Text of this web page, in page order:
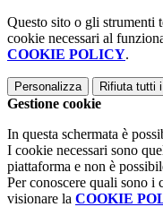
Questo sito o gli strumenti
cookie necessari al
COOKIE POLICY.
Personalizza Rifiuta tutti
Gestione cookie
In questa schermata è
I cookie necessari sono
piattaforma e non è
Per conoscere quali sono i
visionare la COOKIE